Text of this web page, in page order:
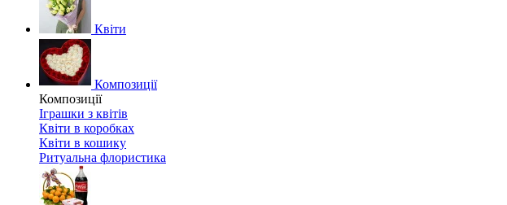
Квіти
Композиції
Композиції
Іграшки з квітів
Квіти в коробках
Квіти в кошику
Ритуальна флористика